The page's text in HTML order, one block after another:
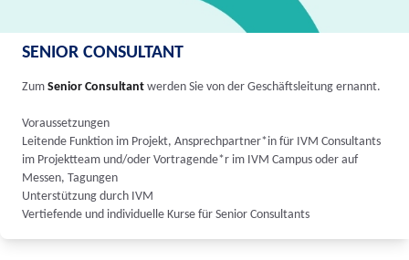
SENIOR CONSULTANT
Zum Senior Consultant werden Sie von der Geschäftsleitung ernannt.
Voraussetzungen
Leitende Funktion im Projekt, Ansprechpartner*in für IVM Consultants
im Projektteam und/oder Vortragende*r im IVM Campus oder auf
Messen, Tagungen
Unterstützung durch IVM
Vertiefende und individuelle Kurse für Senior Consultants